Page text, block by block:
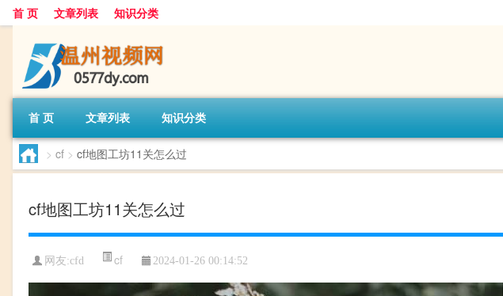
首 页 文章列表 知识分类
首 页 文章列表 知识分类
> cf > cf地图工坊11关怎么过
cf地图工坊11关怎么过
网友:cfd cf 2024-01-26 00:14:52